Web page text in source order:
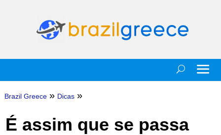
Brazil Greece » Dicas »
É assim que se passa